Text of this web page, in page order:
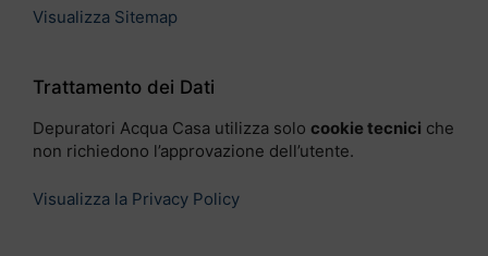
Visualizza Sitemap
Trattamento dei Dati
Depuratori Acqua Casa utilizza solo cookie tecnici che
non richiedono l’approvazione dell’utente.
Visualizza la Privacy Policy